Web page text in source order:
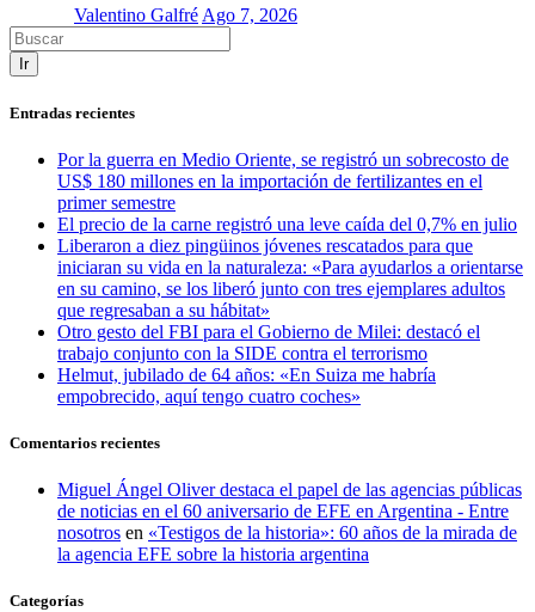
Valentino GalfréAgo 7, 2026
Ir
Entradas recientes
Por la guerra en Medio Oriente, se registró un sobrecosto de
US$ 180 millones en la importación de fertilizantes en el
primer semestre
El precio de la carne registró una leve caída del 0,7% en julio
Liberaron a diez pingüinos jóvenes rescatados para que
iniciaran su vida en la naturaleza: «Para ayudarlos a orientarse
en su camino, se los liberó junto con tres ejemplares adultos
que regresaban a su hábitat»
Otro gesto del FBI para el Gobierno de Milei: destacó el
trabajo conjunto con la SIDE contra el terrorismo
Helmut, jubilado de 64 años: «En Suiza me habría
empobrecido, aquí tengo cuatro coches»
Comentarios recientes
Miguel Ángel Oliver destaca el papel de las agencias públicas
de noticias en el 60 aniversario de EFE en Argentina - Entre
nosotros en «Testigos de la historia»: 60 años de la mirada de
la agencia EFE sobre la historia argentina
Categorías